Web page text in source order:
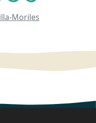
Moriles